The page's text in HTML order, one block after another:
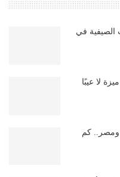
الصيفية في
ومصر.. كم